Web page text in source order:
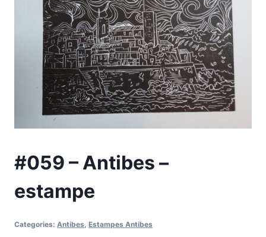
#059 – Antibes –
estampe
Categories: Antibes Estampes Antibes